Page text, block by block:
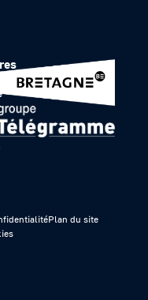
Plan du site